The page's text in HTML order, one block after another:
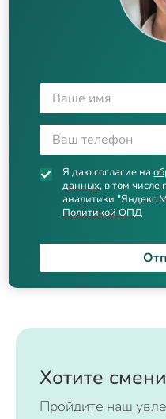
Я даю согласие на
данных, в том
аналитики
Политикой ОПД
Хотите
Пройдите наш